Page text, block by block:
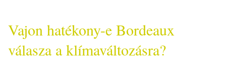
Vajon hatékony-e Bordeaux
válasza a klímaváltozásra?